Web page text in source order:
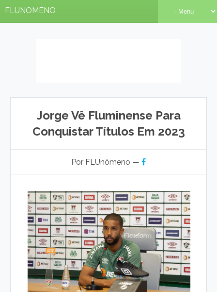
FLUNOMENO
Jorge Vê Fluminense Para
Conquistar Títulos Em 2023
Por FLUnômeno —